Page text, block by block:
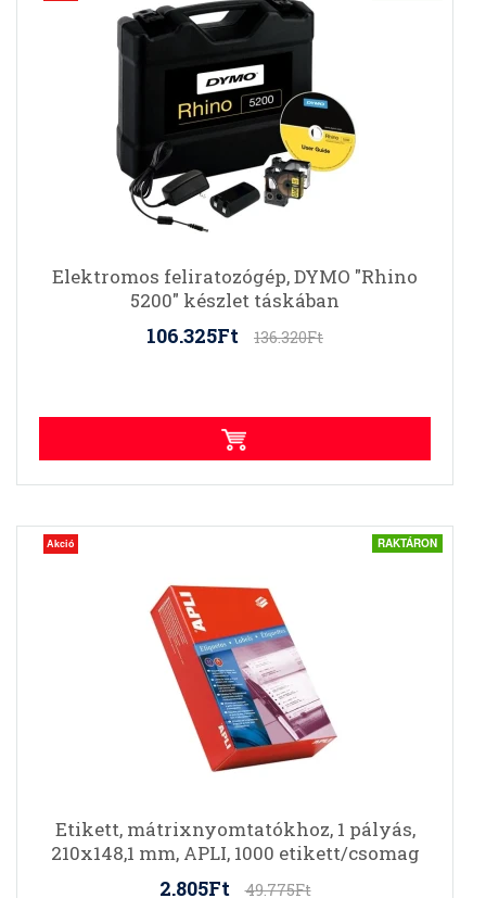
Elektromos feliratozógép, DYMO "Rhino
5200" készlet táskában
106.325Ft 136.320Ft
Akció RAKTÁRON
Etikett, mátrixnyomtatókhoz, 1 pályás,
210x148,1 mm, APLI, 1000 etikett/csomag
2.805Ft 49.775Ft